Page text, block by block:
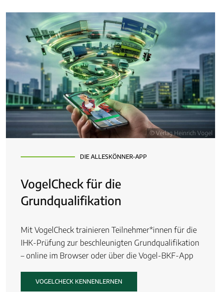
© Verlag Heinrich Vogel
DIE ALLESKÖNNER-APP
VogelCheck für die
Grundqualifikation
Mit VogelCheck trainieren Teilnehmer*innen für die
IHK-Prüfung zur beschleunigten Grundqualifikation
– online im Browser oder über die Vogel-BKF-App
VOGELCHECK KENNENLERNEN